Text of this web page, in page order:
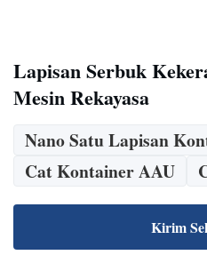
Lapisan Serbuk
Mesin Rekayasa
Nano Satu Lapisan
Cat Kontainer AAU
Kirim